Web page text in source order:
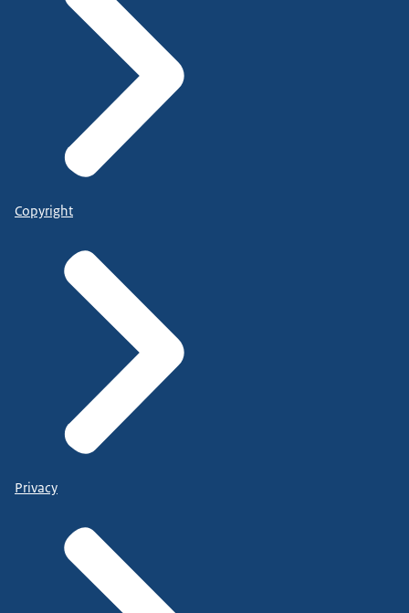
Copyright
Privacy